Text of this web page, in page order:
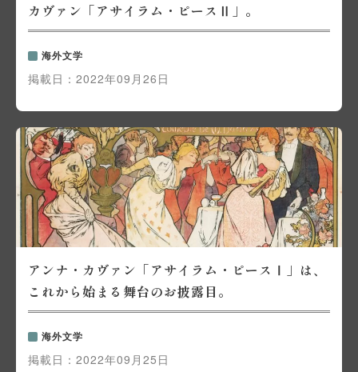
カヴァン「アサイラム・ピースⅡ」。
海外文学
掲載日： 2022年09月26日
アンナ・カヴァン「アサイラム・ピースⅠ」は、
これから始まる舞台のお披露目。
海外文学
掲載日： 2022年09月25日